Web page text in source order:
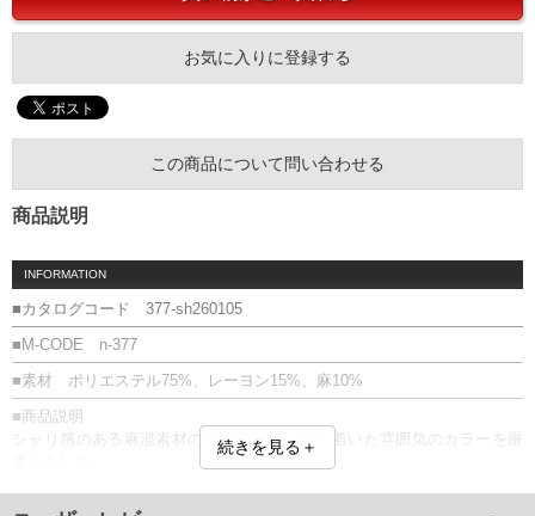
お気に入りに登録する
この商品について問い合わせる
商品説明
INFORMATION
■カタログコード 377-sh260105
■M-CODE n-377
■素材 ポリエステル75%、レーヨン15%、麻10%
■商品説明
シャリ感のある麻混素材の長袖シャツ。落ち着いた雰囲気のカラーを厳
■サイズ表
続きを見る＋